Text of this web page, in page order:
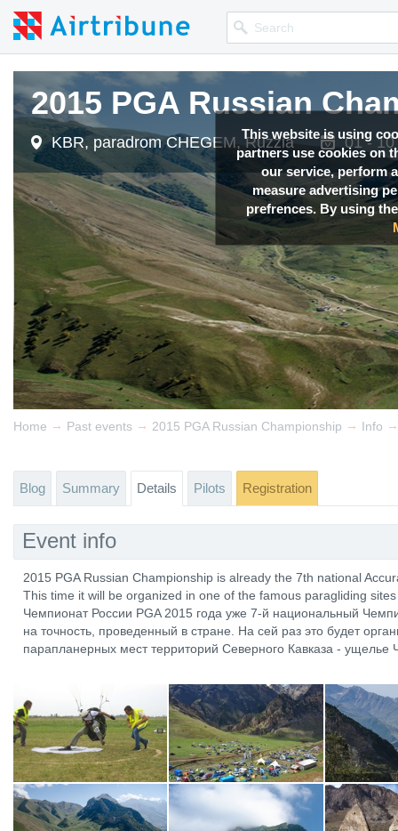
This website is using
partners use cookies on
our service, perform
measure advertising
prefrences. By using
2015 PGA Russian
KBR, paradrom CHEGEM, Ruzzia 01 -
2015 PGA Russian
KBR, paradrom CHEGEM, Ruzzia 01 -
2015 PGA Russian
KBR, paradrom CHEGEM, Ruzzia 01 -
2015 PGA Russian
KBR, paradrom CHEGEM, Ruzzia 01 -
Home → Past events → 2015 PGA Russian Championship → Info →
Blog Summary Details Pilots Registration
Event info
2015 PGA Russian Championship is already the 7th national
This time it will be organized in one of the famous paragliding
Чемпионат России PGA 2015 года уже 7-й национальный
на точность, проведенный в стране. На сей раз это будет
парапланерных мест территорий Северного Кавказа - ущелье